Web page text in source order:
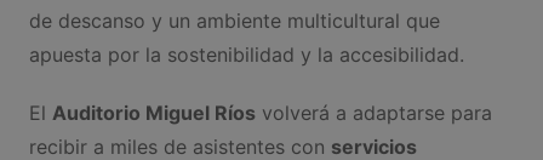
de descanso y un ambiente multicultural que
apuesta por la sostenibilidad y la accesibilidad.
El Auditorio Miguel Ríosvolverá a adaptarse para
recibir a miles de asistentes con servicios